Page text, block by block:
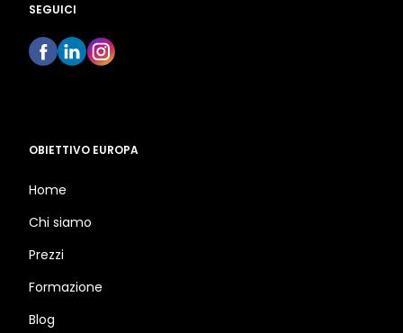
SEGUICI
OBIETTIVO EUROPA
Home
Chi siamo
Prezzi
Formazione
Blog